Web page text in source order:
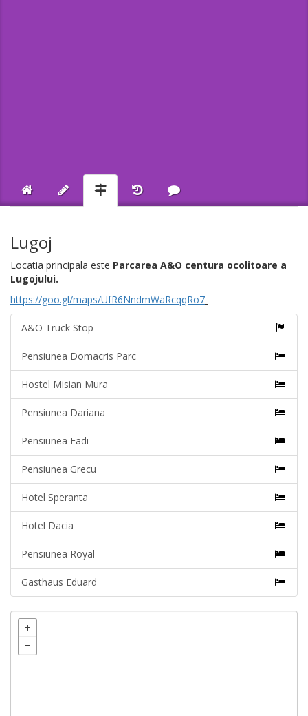
Lugoj
Locatia principala este Parcarea A&O centura ocolitoare a
Lugojului.
https://goo.gl/maps/UfR6NndmWaRcqqRo7
A&O Truck Stop
Pensiunea Domacris Parc
Hostel Misian Mura
Pensiunea Dariana
Pensiunea Fadi
Pensiunea Grecu
Hotel Speranta
Hotel Dacia
Pensiunea Royal
Gasthaus Eduard